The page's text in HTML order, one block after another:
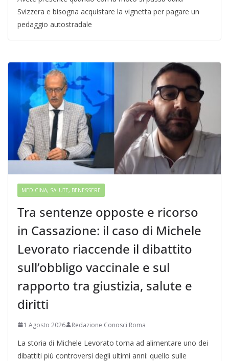
Svizzera e bisogna acquistare la vignetta per pagare un
pedaggio autostradale
MEDICINA, SALUTE, BENESSERE
Tra sentenze opposte e ricorso
in Cassazione: il caso di Michele
Levorato riaccende il dibattito
sull’obbligo vaccinale e sul
rapporto tra giustizia, salute e
diritti
1 Agosto 2026 Redazione Conosci Roma
La storia di Michele Levorato torna ad alimentare uno dei
dibattiti più controversi degli ultimi anni: quello sulle